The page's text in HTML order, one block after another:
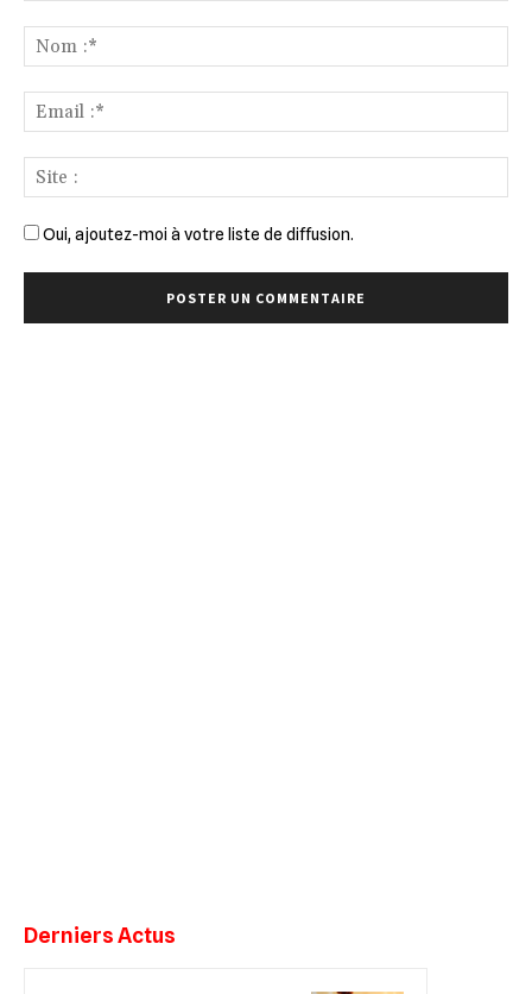
:*
:*
:
Oui, ajoutez-moi à votre liste de diffusion.
Derniers Actus